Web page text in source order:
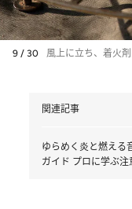
9 / 30 風上に立ち、着火
関連記事
ゆらめく炎と燃える
ガイド プロに学ぶ